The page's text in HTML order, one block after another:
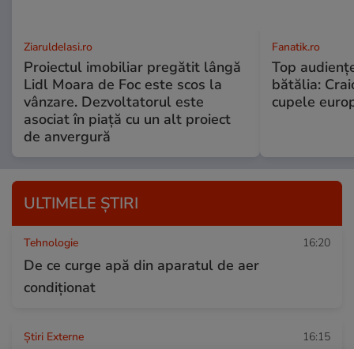
ZiaruldeIasi.ro
Proiectul imobiliar pregătit lângă
Lidl Moara de Foc este scos la
vânzare. Dezvoltatorul este
asociat în piață cu un alt proiect
de anvergură
Fanatik.ro
Top
bătălia:
cupele
ULTIMELE ȘTIRI
Tehnologie 16:20
De ce curge apă din aparatul de aer
condiționat
Știri Externe 16:15